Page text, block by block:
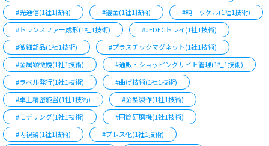
#光通信(1社1技術)
#鍍金(1社1技術)
#純ニッケル(1社1技術)
#トランスファー成形(1社1技術)
#JEDECトレイ(1社1技術)
#微細部品(1社1技術)
#プラスチックマグネット(1社1技術)
#金属顕微鏡(1社1技術)
#通販・ショッピングサイト管理(1社1技術)
#ラベル発行(1社1技術)
#曲げ技術(1社1技術)
#卓上精密旋盤(1社1技術)
#金型製作(1社1技術)
#モデリング(1社1技術)
#円筒研磨機(1社1技術)
#内視鏡(1社1技術)
#プレス化(1社1技術)